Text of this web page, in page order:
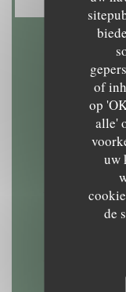
of
op
alle'
uw
de